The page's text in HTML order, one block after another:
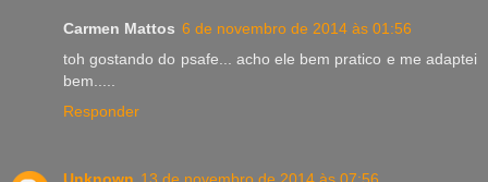
Carmen Mattos 6 de novembro de 2014 às 01:56
toh gostando do psafe... acho ele bem pratico e me adaptei
bem.....
Responder